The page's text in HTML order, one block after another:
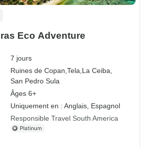
Eco Adventure
7 jours
Ruines de Copan,Tela, La Ceiba,
San Pedro Sula
Âges 6+
Uniquement en : Anglais, Espagnol
Responsible Travel South America